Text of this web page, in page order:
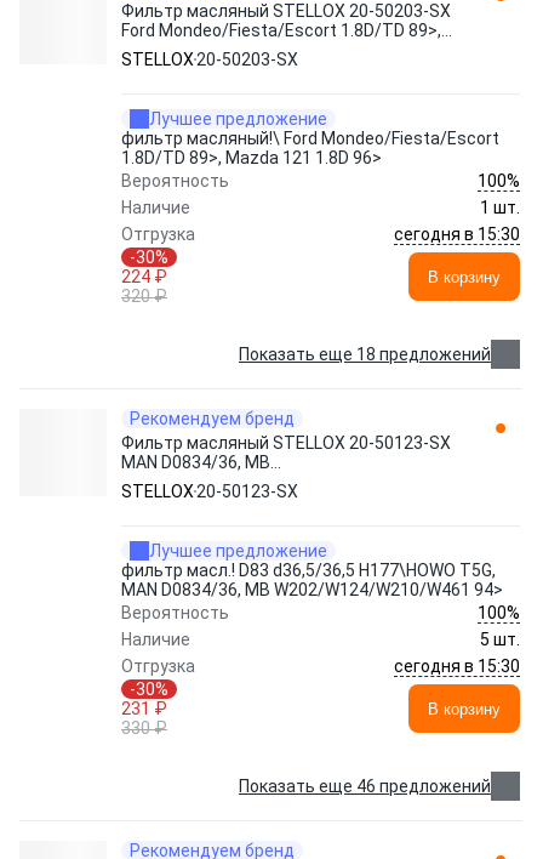
Фильтр масляный STELLOX 20-50203-SX
Ford Mondeo/Fiesta/Escort 1.8D/TD 89>,
Mazda 121 1.8D 96>
STELLOX 20-50203-SX
Лучшее предложение
фильтр масляный!\ Ford Mondeo/Fiesta/Escort
1.8D/TD 89>, Mazda 121 1.8D 96>
Вероятность
100%
Наличие
1 шт.
Отгрузка
сегодня в 15:30
-30%
224 ₽
320 ₽
В корзину
Показать еще 18 предложений
Рекомендуем бренд
Фильтр масляный STELLOX 20-50123-SX
MAN D0834/36, MB
W202/W124/W210/W461 94>
STELLOX 20-50123-SX
Лучшее предложение
фильтр масл.! D83 d36,5/36,5 H177\HOWO T5G,
MAN D0834/36, MB W202/W124/W210/W461 94>
Вероятность
100%
Наличие
5 шт.
Отгрузка
сегодня в 15:30
-30%
231 ₽
330 ₽
В корзину
Показать еще 46 предложений
Рекомендуем бренд